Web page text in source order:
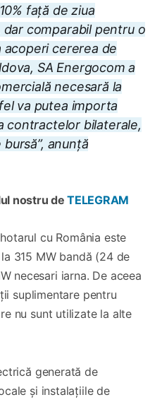
față de ziua
dar comparabil pentru o
acoperi cererea de
SA Energocom a
necesară la
va putea importa
contractelor bilaterale,
anunță
nostru deTELEGRAM
cu România este
315 MW bandă (24 de
necesari iarna. De aceea
suplimentare pentru
nu sunt utilizate la alte
generată de
și instalațiile de